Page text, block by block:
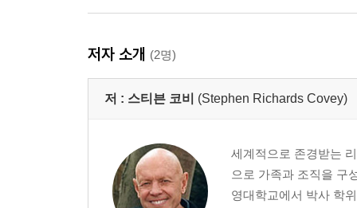
숩관 1 주도적이 되라
사회적 거울
'주도성'에 대한 정의
적극적이 되라
능동적 행동과 피동적 행동
저자 소개 (2명)
저 : 스티븐 코비 (Stephen Richards Covey)
세계적으로 존경받는
으로 가족과 조직을 구
영대학교에서 박사 학